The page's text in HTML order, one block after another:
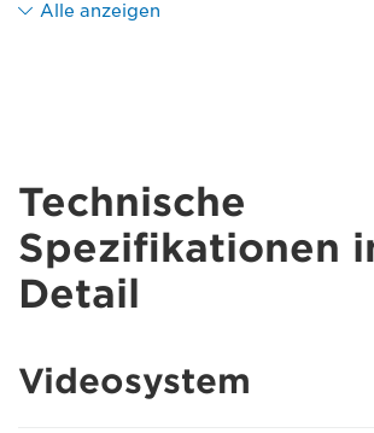
Alle anzeigen
Technische
Spezifikationen
Detail
Videosystem